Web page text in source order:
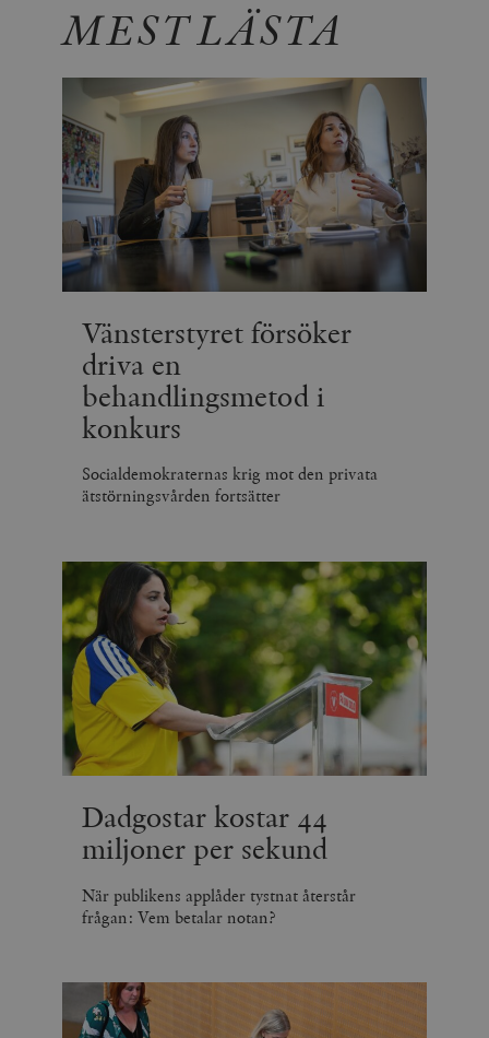
MEST LÄSTA
Vänsterstyret försöker
driva en
behandlingsmetod i
konkurs
Socialdemokraternas krig mot den privata
ätstörningsvården fortsätter
Dadgostar kostar 44
miljoner per sekund
När publikens applåder tystnat återstår
frågan: Vem betalar notan?